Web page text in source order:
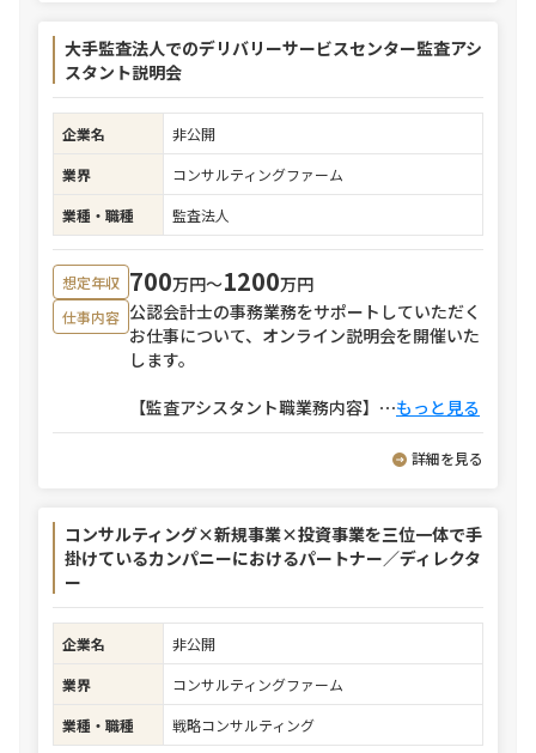
大手監査法人でのデリバリーサービスセンター監査アシ
スタント説明会
企業名
非公開
業界
コンサルティングファーム
業種・職種
監査法人
想定年収 700万円〜1200万円
仕事内容 公認会計士の事務業務をサポートしていただく
お仕事について、オンライン説明会を開催いた
します。
【監査アシスタント職業務内容】 ⋯もっと見る
詳細を見る
コンサルティング×新規事業×投資事業を三位一体で手
掛けているカンパニーにおけるパートナー／ディレクタ
ー
企業名
非公開
業界
コンサルティングファーム
業種・職種
戦略コンサルティング